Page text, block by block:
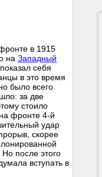
в 1915
наЗападный
себя
в это время
было всего
за две
стоило
фронте 4-й
удар
скорее
после этого
вступать в